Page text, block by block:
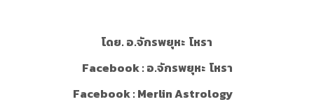
โดย. อ.จักรพยุหะ โหรา
Facebook : อ.จักรพยุหะ โหรา
Facebook : Merlin Astrology